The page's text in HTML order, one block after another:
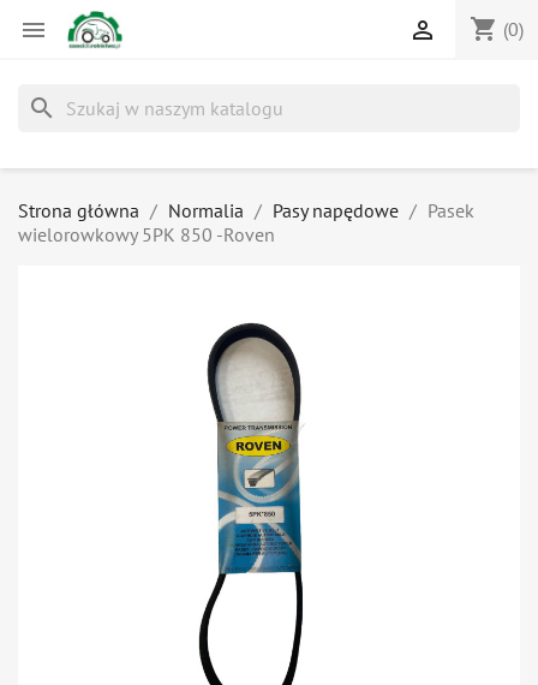
 shopping_cart (0)

search
Strona główna Normalia Pasy napędowe
Pasek
wielorowkowy 5PK 850 -Roven